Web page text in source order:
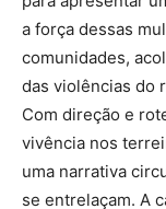
a força dessas
comunidades,
das violências do
Com direção e
vivência nos
uma narrativa
se entrelaçam. A